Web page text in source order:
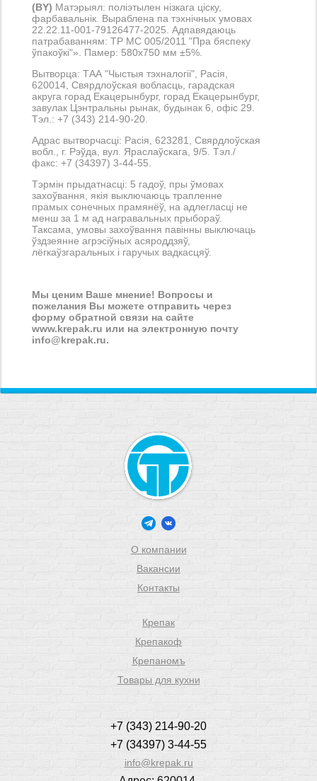
(BY) Матэрыял: поліэтылен нізкага ціску,
фарбавальнік. Выраблена па тэхнічных умовах
22.22.11-001-79126477-2025. Адпавядаюць
патрабаванням: ТР МС 005/2011 "Пра бяспеку
ўпакоўкі"». Памер: 580х750 мм ±5%.
Вытворца: ТАА "Чыстыя тэхналогіі", Расія,
620014, Свярдлоўская вобласць, гарадская
акруга горад Екацерынбург, горад Екацерынбург,
завулак Цэнтральны рынак, будынак 6, офіс 29.
Тэл.: +7 (343) 214-90-20.
Адрас вытворчасці: Расія, 623281, Свярдлоўская
вобл., г. Рэўда, вул. Яраслаўскага, 9/5. Тэл./
факс: +7 (34397) 3-44-55.
Тэрмін прыдатнасці: 5 гадоў, пры ўмовах
захоўвання, якія выключаюць трапленне
прамых сонечных прамянёў, на адлегласці не
менш за 1 м ад награвальных прыбораў.
Таксама, умовы захоўвання павінны выключаць
ўздзеянне агрэсіўных асяроддзяў,
лёгкаўзгаральных і гаручых вадкасцяў.
Мы ценим Ваше мнение! Вопросы и
пожелания Вы можете отправить через
форму обратной связи на сайте
www.krepak.ru или на электронную почту
info@krepak.ru.
О компании
Вакансии
Контакты
Крепак
Крепакоф
Крепаномъ
Товары для кухни
+7 (343) 214-90-20
+7 (34397) 3-44-55
info@krepak.ru